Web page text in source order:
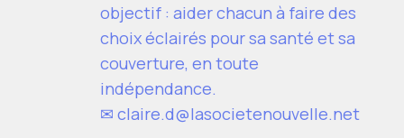
objectif : aider chacun à faire des
choix éclairés pour sa santé et sa
couverture, en toute
indépendance.
✉ claire.d@lasocietenouvelle.net